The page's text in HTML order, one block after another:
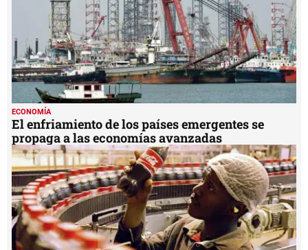
ECONOMÍA
El enfriamiento de los países emergentes se
propaga a las economías avanzadas